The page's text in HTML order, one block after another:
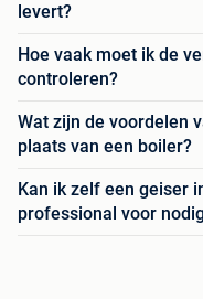
levert?
Hoe vaak moet ik de
controleren?
Wat zijn de voordelen
plaats van een boiler?
Kan ik zelf een geiser
professional voor